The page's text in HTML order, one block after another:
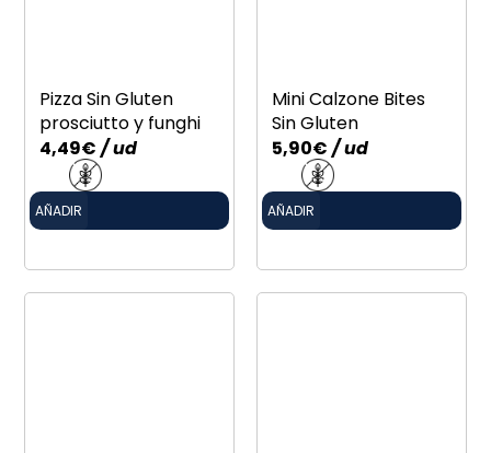
Pizza Sin Gluten
prosciutto y funghi
4,49€/ ud
AÑADIR
Mini Calzone Bites
Sin Gluten
5,90€/ ud
AÑADIR